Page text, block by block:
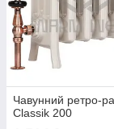
Чавунний ретро-
Classik 200